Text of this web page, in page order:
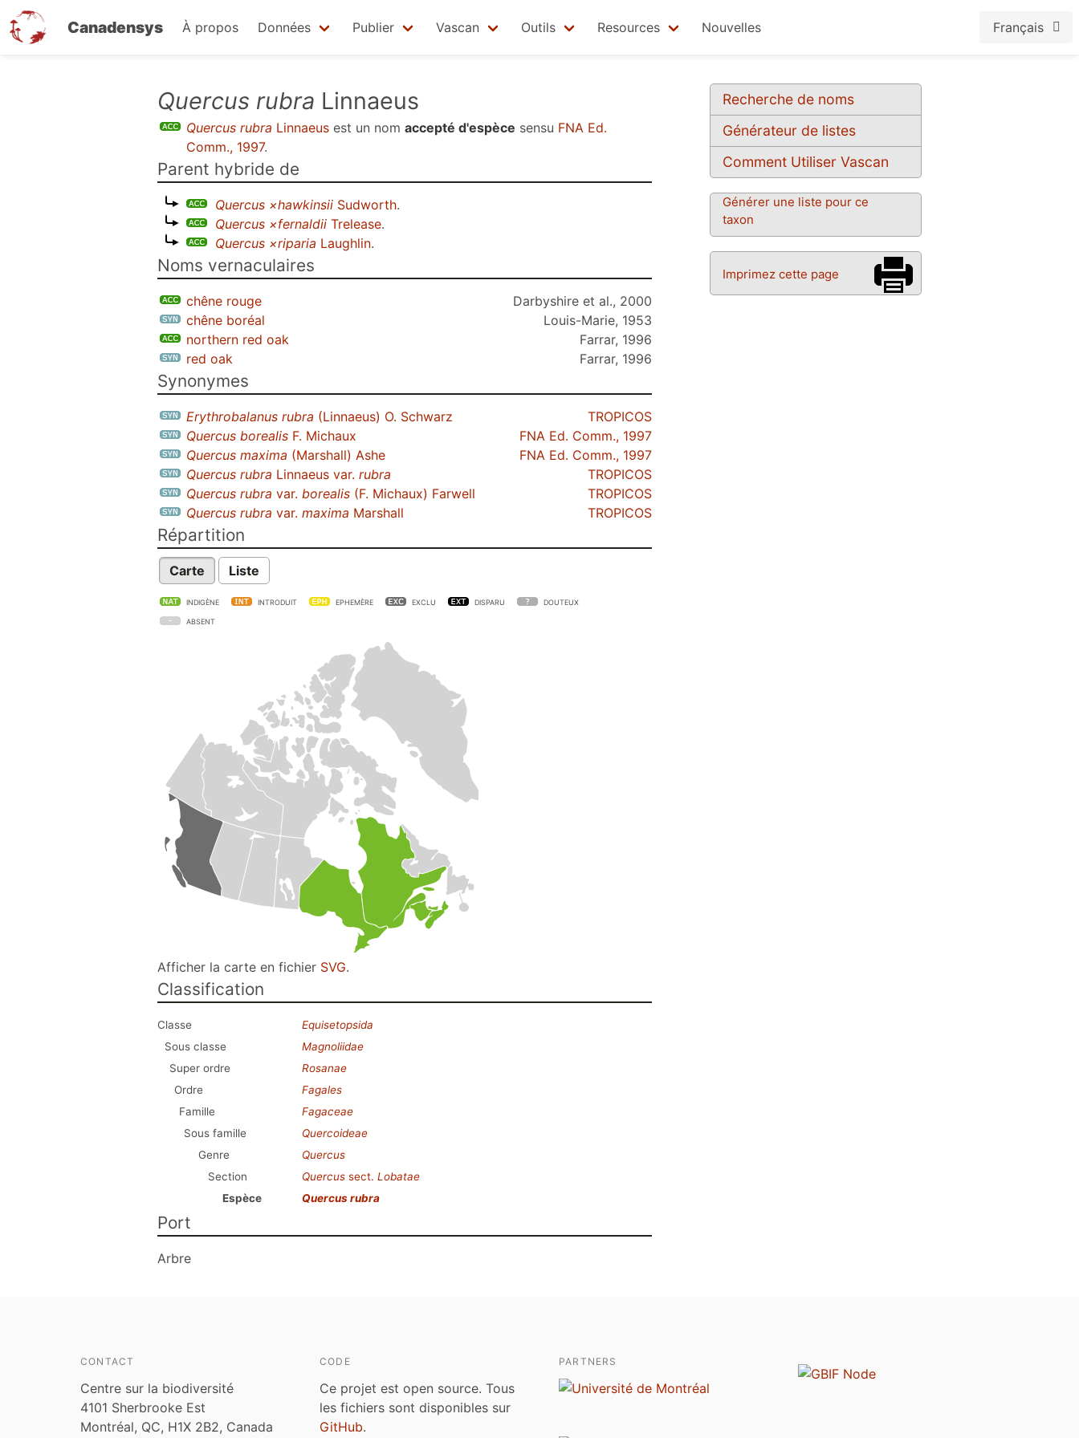
Canadensys À propos Données Publier Vascan Outils Resources Nouvelles Français
Recherche de noms
Générateur de listes
Comment Utiliser Vascan
Générer une liste pour ce
taxon
Imprimez cette page
Quercus rubra Linnaeus
Quercus rubra Linnaeus est un nom accepté d'espèce sensu FNA Ed.
Comm., 1997.
Parent hybride de
Quercus ×hawkinsii Sudworth.
Quercus ×fernaldii Trelease.
Quercus ×riparia Laughlin.
Noms vernaculaires
chêne rouge
Darbyshire et al., 2000
chêne boréal
Louis-Marie, 1953
northern red oak
Farrar, 1996
red oak
Farrar, 1996
Synonymes
Erythrobalanus rubra (Linnaeus) O. Schwarz
TROPICOS
Quercus borealis F. Michaux
FNA Ed. Comm., 1997
Quercus maxima (Marshall) Ashe
FNA Ed. Comm., 1997
Quercus rubra Linnaeus var. rubra
TROPICOS
Quercus rubra var. borealis (F. Michaux) Farwell
TROPICOS
Quercus rubra var. maxima Marshall TROPICOS
Répartition
Carte Liste
INDIGÈNE INTRODUIT EPHEMÈRE EXCLU DISPARU DOUTEUX
ABSENT
Afficher la carte en fichier SVG.
Classification
Classe
Equisetopsida
Sous classe
Magnoliidae
Super ordre
Rosanae
Ordre
Fagales
Famille
Fagaceae
Sous famille
Quercoideae
Genre
Quercus
Section
Quercus sect. Lobatae
Espèce
Quercus rubra
Port
Arbre
CONTACT
Centre sur la biodiversité
4101 Sherbrooke Est
Montréal, QC, H1X 2B2, Canada
CODE
Ce projet est open source. Tous
les fichiers sont disponibles sur
GitHub.
PARTNERS